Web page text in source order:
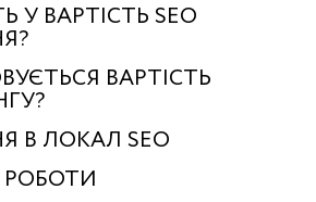
ВАРТІСТЬ SEO
ВАРТІСТЬ
В ЛОКАЛ SEO
РОБОТИ